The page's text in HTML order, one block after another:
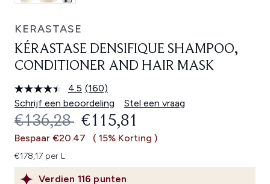
KERASTASE
KÉRASTASE DENSIFIQUE SHAMPOO,
CONDITIONER AND HAIR MASK
4.5 Lees
160
beoordelingen.
Dezelfde
paginalink.
(160)
Schrijf een beoordeling
Stel een vraag
Verdien 116 punten
RECOMMENDED RETAIL PRICE:
€136,28 HUIDIGE PRIJS:
€115,81
Bespaar €20.47 ( 15% Korting )
€178,17 per L